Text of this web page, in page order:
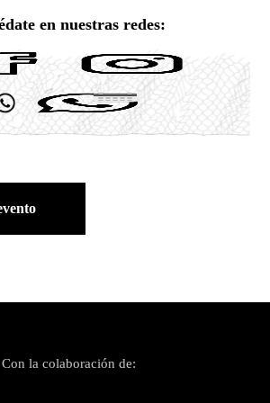
en nuestras redes:
Con la colaboración de: